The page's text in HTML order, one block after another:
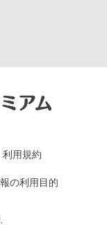
利用規約
の利用目的